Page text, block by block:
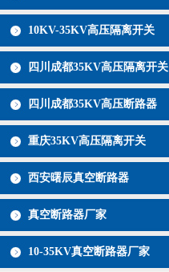
10KV-35KV高压隔离开关
四川成都35KV高压隔离开关
四川成都35KV高压断路器
重庆35KV高压隔离开关
西安曙辰真空断路器
真空断路器厂家
10-35KV真空断路器厂家